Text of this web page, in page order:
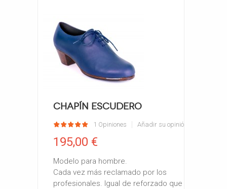
Chapín Escudero
1 Opiniones Añadir su opinión
195,00 €
Modelo para hombre.
Cada vez más reclamado por los
profesionales. Igual de reforzado que